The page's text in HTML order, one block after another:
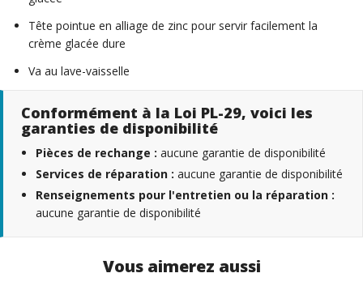
Tête pointue en alliage de zinc pour servir facilement la
crème glacée dure
Va au lave-vaisselle
Conformément à la Loi PL-29, voici les
garanties de disponibilité
Pièces de rechange : aucune garantie de disponibilité
Services de réparation : aucune garantie de disponibilité
Renseignements pour l'entretien ou la réparation :
aucune garantie de disponibilité
Vous aimerez aussi